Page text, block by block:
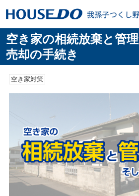
空き家の相続放棄と管
売却の手続き
空き家対策